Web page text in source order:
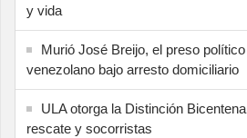
y vida
Murió José Breijo, el preso
venezolano bajo arresto domiciliario
ULA otorga la Distinción
rescate y socorristas